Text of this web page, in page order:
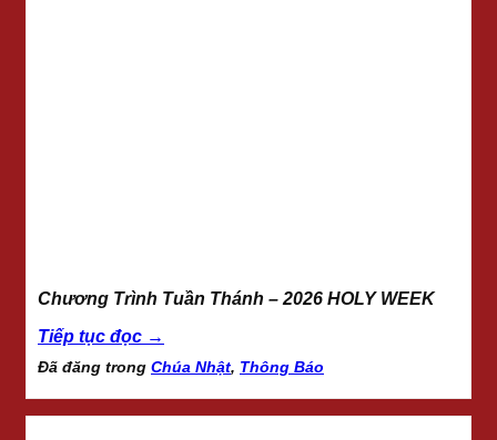
Chương Trình Tuần Thánh – 2026 HOLY WEEK
Tiếp tục đọc →
Đã đăng trong Chúa Nhật, Thông Báo